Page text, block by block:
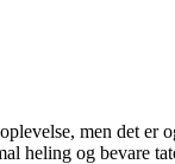
men det er
heling og bevare